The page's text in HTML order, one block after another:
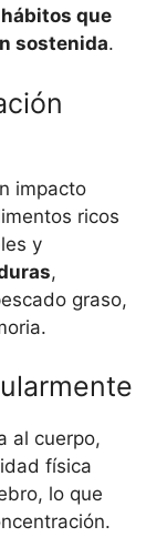
que
sostenida.
impacto
ricos
y
,
graso,
al cuerpo,
física
lo que